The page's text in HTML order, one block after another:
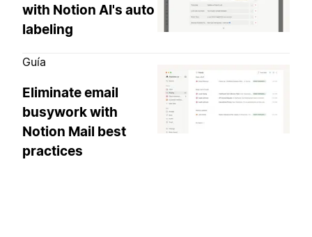
with Notion AI's auto
labeling
Guía
Eliminate email
busywork with
Notion Mail best
practices